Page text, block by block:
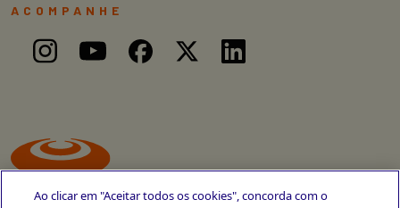
ACOMPANHE
Ao clicar em "Aceitar todos os cookies", concorda com o